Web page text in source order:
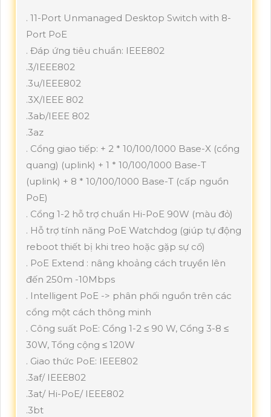
. 11-Port Unmanaged Desktop Switch with 8-
Port PoE
. Đáp ứng tiêu chuẩn: IEEE802
.3/IEEE802
.3u/IEEE802
.3X/IEEE 802
.3ab/IEEE 802
.3az
. Cổng giao tiếp: + 2 * 10/100/1000 Base-X (cổng
quang) (uplink) + 1 * 10/100/1000 Base-T
(uplink) + 8 * 10/100/1000 Base-T (cấp nguồn
PoE)
. Cổng 1-2 hỗ trợ chuẩn Hi-PoE 90W (màu đỏ)
. Hỗ trợ tính năng PoE Watchdog (giúp tự động
reboot thiết bị khi treo hoặc gặp sự cố)
. PoE Extend : nâng khoảng cách truyền lên
đến 250m -10Mbps
. Intelligent PoE -> phân phối nguồn trên các
cổng một cách thông minh
. Công suất PoE: Cổng 1-2 ≤ 90 W, Cổng 3-8 ≤
30W, Tổng cộng ≤ 120W
. Giao thức PoE: IEEE802
.3af/ IEEE802
.3at/ Hi-PoE/ IEEE802
.3bt